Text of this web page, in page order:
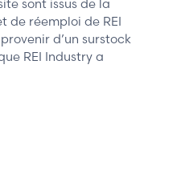
sont issus de la
de réemploi de REI
d’un surstock
REI Industry a